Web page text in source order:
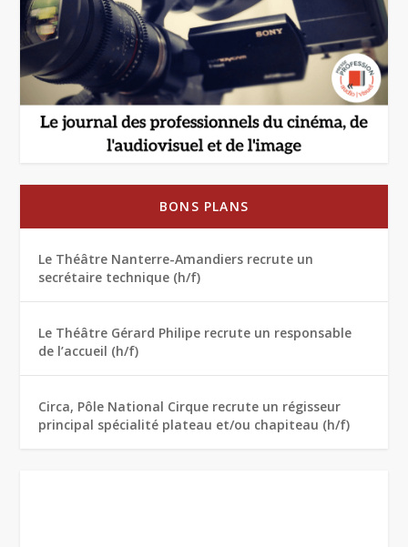
BONS PLANS
Le Théâtre Nanterre-Amandiers recrute un
secrétaire technique (h/f)
Le Théâtre Gérard Philipe recrute un responsable
de l’accueil (h/f)
Circa, Pôle National Cirque recrute un régisseur
principal spécialité plateau et/ou chapiteau (h/f)